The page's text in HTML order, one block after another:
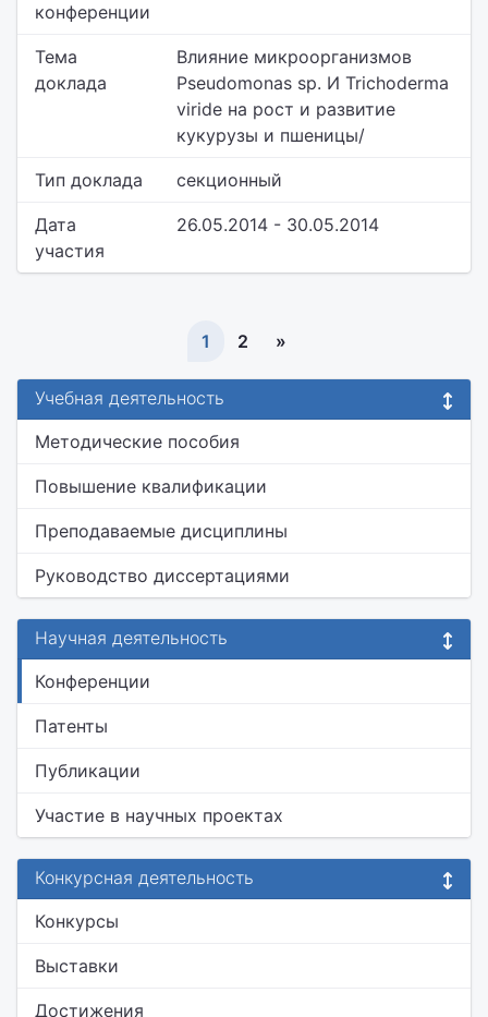
конференции
Тема
доклада
Влияние микроорганизмов
Pseudomonas sp. И Trichoderma
viride на рост и развитие
кукурузы и пшеницы/
Тип доклада секционный
Дата
участия
26.05.2014 - 30.05.2014
1 2 »
Учебная деятельность
Методические пособия
Повышение квалификации
Преподаваемые дисциплины
Руководство диссертациями
Научная деятельность
Конференции
Патенты
Публикации
Участие в научных проектах
Конкурсная деятельность
Конкурсы
Выставки
Достижения